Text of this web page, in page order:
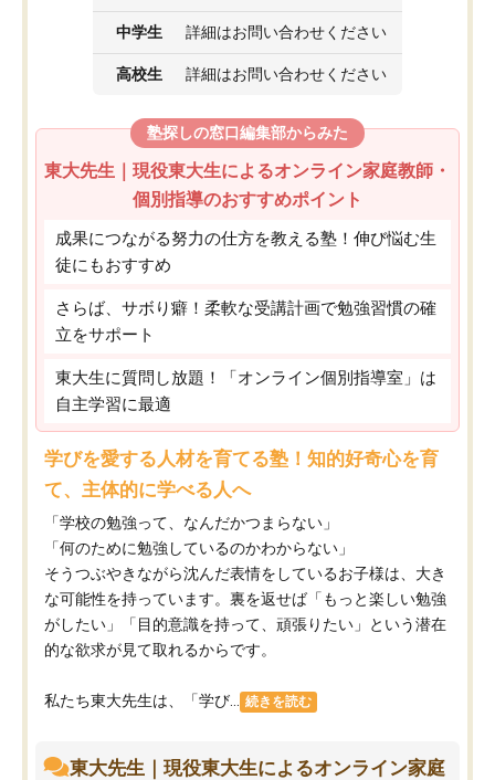
中学生 詳細はお問い合わせください
高校生 詳細はお問い合わせください
塾探しの窓口編集部からみた
東大先生｜現役東大生によるオンライン家庭教師・
個別指導のおすすめポイント
成果につながる努力の仕方を教える塾！伸び悩む生
徒にもおすすめ
さらば、サボり癖！柔軟な受講計画で勉強習慣の確
立をサポート
東大生に質問し放題！「オンライン個別指導室」は
自主学習に最適
学びを愛する人材を育てる塾！知的好奇心を育
て、主体的に学べる人へ
「学校の勉強って、なんだかつまらない」
「何のために勉強しているのかわからない」
そうつぶやきながら沈んだ表情をしているお子様は、大き
な可能性を持っています。裏を返せば「もっと楽しい勉強
がしたい」「目的意識を持って、頑張りたい」という潜在
的な欲求が見て取れるからです。
私たち東大先生は、「学び... 続きを読む
東大先生｜現役東大生によるオンライン家庭